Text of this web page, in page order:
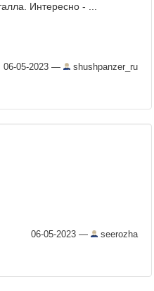
Интересно - ...
06-05-2023 — shushpanzer_ru
06-05-2023 — seerozha